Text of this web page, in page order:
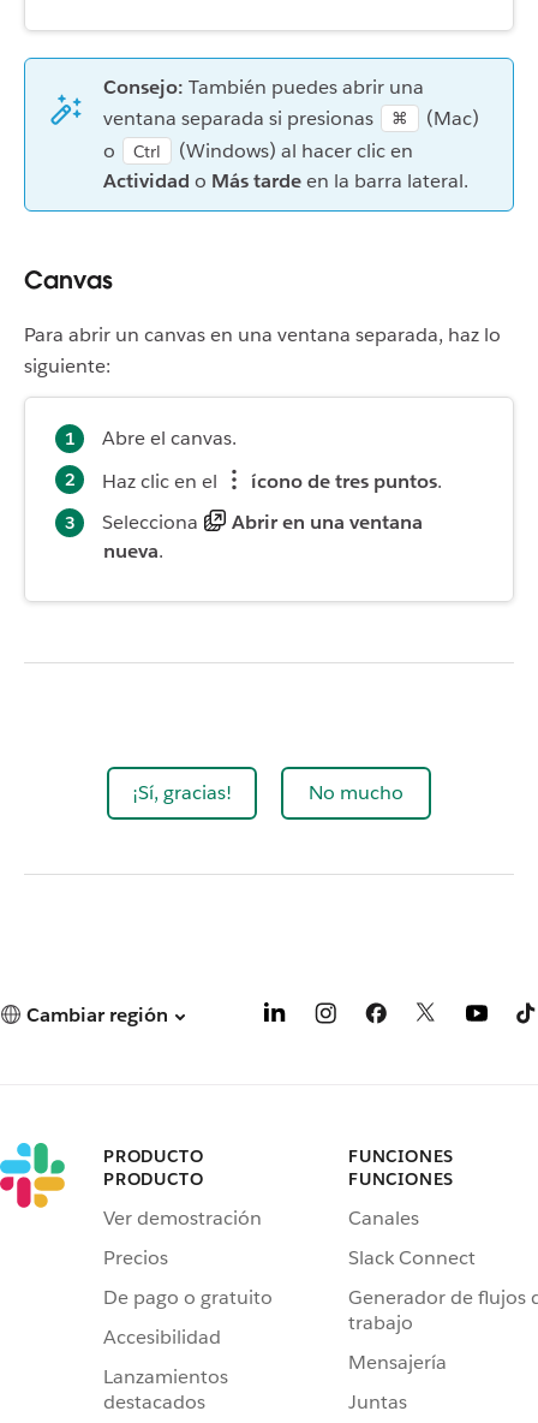
Consejo: También puedes abrir una
ventana separada si presionas
⌘
(Mac)
o
Ctrl
(Windows) al hacer clic en
Actividad o Más tardeen la barra lateral.
Canvas
Para abrir un canvas en una ventana separada, haz lo
siguiente:
Abre el canvas.
Haz clic en el
ícono de tres puntos.
Selecciona
Abrir en una ventana
nueva.
¡Sí, gracias! No mucho
Cambiar región
PRODUCTO
PRODUCTO
Ver demostración
Precios
De pago o gratuito
Accesibilidad
Lanzamientos
destacados
FUNCIONES
FUNCIONES
Canales
Slack Connect
Generador de flujos
trabajo
Mensajería
Juntas